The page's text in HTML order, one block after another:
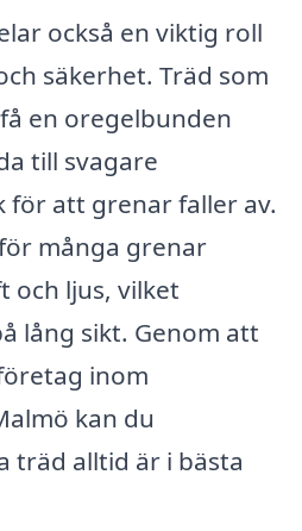
också en viktig roll
säkerhet. Träd som
en oregelbunden
till svagare
för att grenar faller av.
många grenar
och ljus, vilket
lång sikt. Genom att
inom
kan du
träd alltid är i bästa